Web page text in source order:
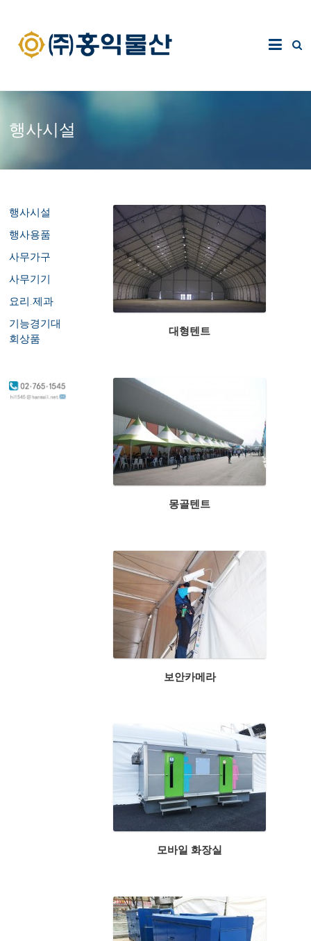
행사시설
대형텐트
몽골텐트
보안카메라
모바일 화장실
행사시설
행사용품
사무가구
사무기기
요리.제과
기능경기대
회상품